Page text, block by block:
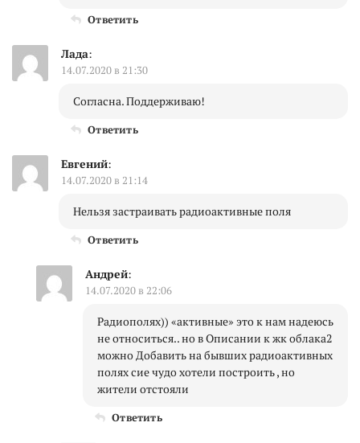
Ответить
Лада:
14.07.2020 в 21:30
Согласна. Поддерживаю!
Ответить
Евгений:
14.07.2020 в 21:14
Нельзя застраивать радиоактивные поля
Ответить
Андрей:
14.07.2020 в 22:06
Радиополях)) «активные» это к нам надеюсь
не относиться.. но в Описании к жк облака2
можно Добавить на бывших радиоактивных
полях сие чудо хотели построить , но
жители отстояли
Ответить